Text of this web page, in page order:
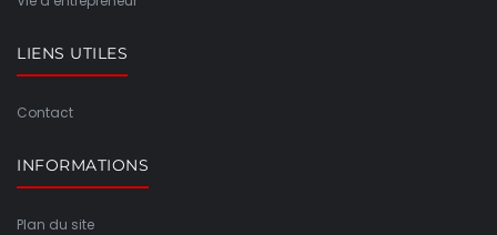
LIENS UTILES
Contact
INFORMATIONS
Plan du site